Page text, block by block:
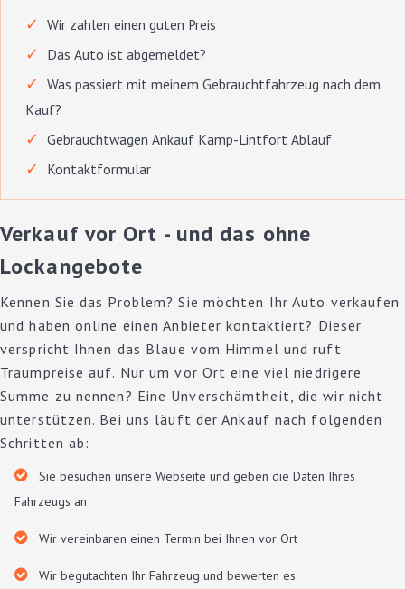
Wir zahlen einen guten Preis
Das Auto ist abgemeldet?
Was passiert mit meinem Gebrauchtfahrzeug nach dem
Kauf?
Gebrauchtwagen Ankauf Kamp-Lintfort Ablauf
Kontaktformular
Verkauf vor Ort - und das ohne
Lockangebote
Kennen Sie das Problem? Sie möchten Ihr Auto verkaufen
und haben online einen Anbieter kontaktiert? Dieser
verspricht Ihnen das Blaue vom Himmel und ruft
Traumpreise auf. Nur um vor Ort eine viel niedrigere
Summe zu nennen? Eine Unverschämtheit, die wir nicht
unterstützen. Bei uns läuft der Ankauf nach folgenden
Schritten ab:
Sie besuchen unsere Webseite und geben die Daten Ihres
Fahrzeugs an
Wir vereinbaren einen Termin bei Ihnen vor Ort
Wir begutachten Ihr Fahrzeug und bewerten es